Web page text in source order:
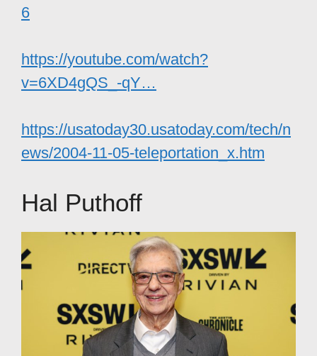
6
https://youtube.com/watch?
v=6XD4gQS_-qY…
https://usatoday30.usatoday.com/tech/n
ews/2004-11-05-teleportation_x.htm
Hal Puthoff